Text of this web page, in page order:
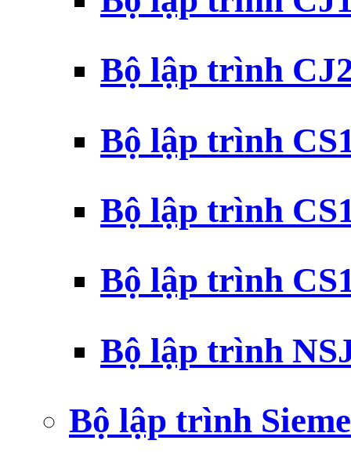
Bộ lập trình
Bộ lập trình
Bộ lập trình
Bộ lập trình
Bộ lập trình
Bộ lập trình